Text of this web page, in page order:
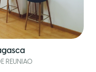
REUNIAO